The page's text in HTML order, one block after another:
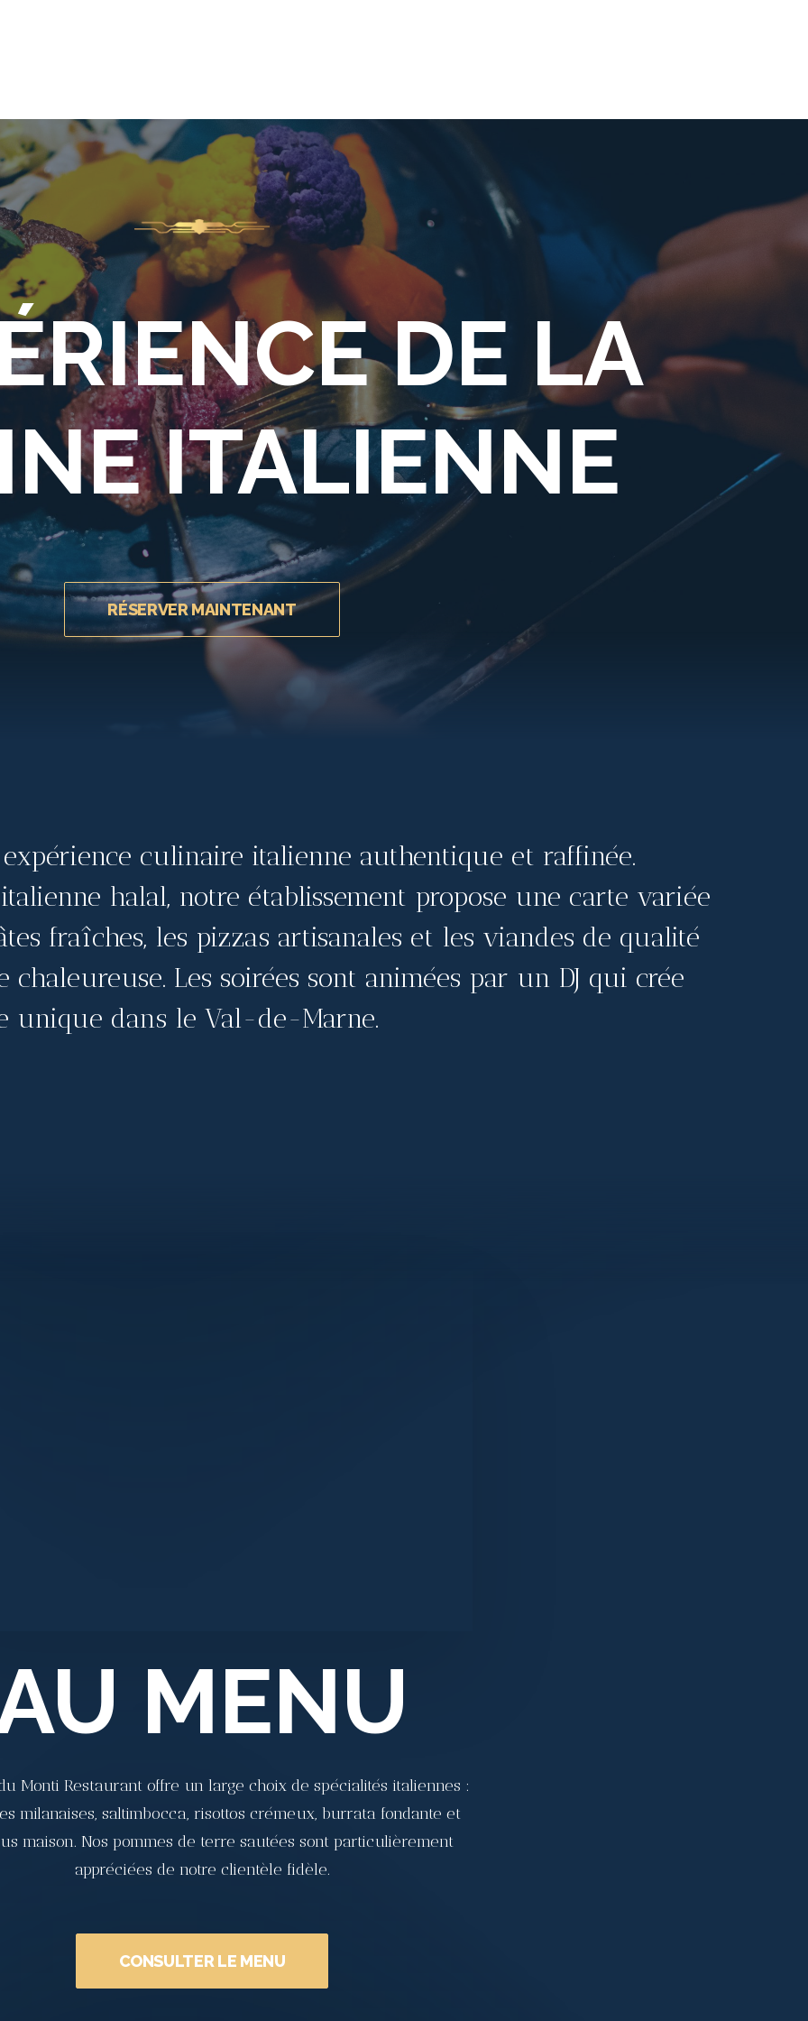
DE LA
ITALIENNE
RÉSERVER MAINTENANT
culinaire italienne authentique et raffinée.
halal, notre établissement propose une carte variée
fraîches, les pizzas artisanales et les viandes de qualité
Les soirées sont animées par un DJ qui crée
unique dans le Val-de-Marne.
MENU
Monti Restaurant offre un large choix de spécialités italiennes :
milanaises, saltimbocca, risottos crémeux, burrata fondante et
maison. Nos pommes de terre sautées sont particulièrement
appréciées de notre clientèle fidèle.
CONSULTER LE MENU